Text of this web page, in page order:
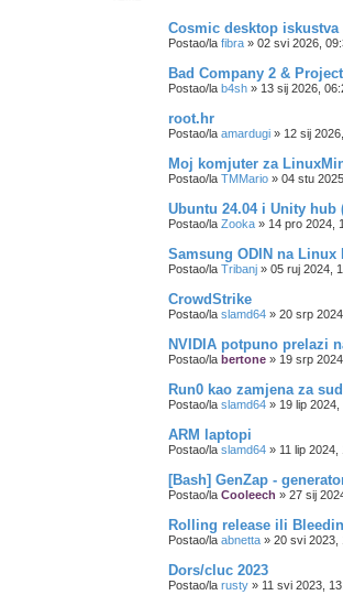
Cosmic desktop iskustva
Postao/la fibra » 02 svi 2026,
Bad Company 2 &
Postao/la b4sh » 13 sij 2026,
root.hr
Postao/la amardugi » 12 sij
Moj komjuter za
Postao/la TMMario » 04 stu
Ubuntu 24.04 i Unity hub
Postao/la Zooka » 14 pro 2024,
Samsung ODIN na Linux
Postao/la Tribanj » 05 ruj 2024,
CrowdStrike
Postao/la slamd64 » 20 srp
NVIDIA potpuno prelazi
Postao/la bertone » 19 srp
Run0 kao zamjena za
Postao/la slamd64 » 19 lip 2024,
ARM laptopi
Postao/la slamd64 » 11 lip 2024,
[Bash] GenZap -
Postao/la Cooleech » 27 sij
Rolling release ili
Postao/la abnetta » 20 svi 2023,
Dors/cluc 2023
Postao/la rusty » 11 svi 2023,